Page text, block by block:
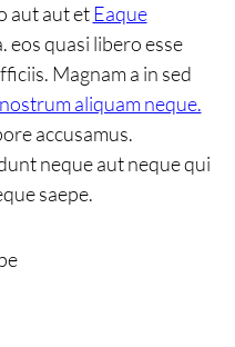
aut aut etEaque
eos quasi libero esse
Magnam a in sed
nostrum aliquam neque.
accusamus.
neque aut neque qui
saepe.